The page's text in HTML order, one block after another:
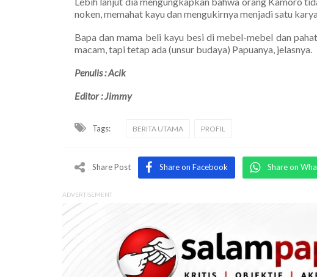
noken, memahat kayu dan mengukirnya menjadi satu
Bapa dan mama beli kayu besi di mebel-mebel dan
macam, tapi tetap ada (unsur budaya) Papuanya, jelasnya.
Penulis : Acik
Editor : Jimmy
Tags: BERITA UTAMA PROFIL
Share Post Share on Facebook Share on
ADVERTISEMENT